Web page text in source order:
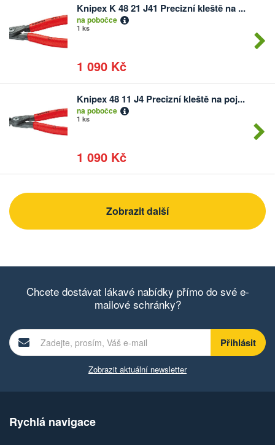
Knipex K 48 21 J41 Precizní kleště na ...
na pobočce
1 ks
1 090 Kč
Počet
kusů
Knipex 48 11 J4 Precizní kleště na poj...
na pobočce
1 ks
1 090 Kč
Počet
kusů
Zobrazit další
Chcete dostávat lákavé nabídky přímo do své e-
mailové schránky?
Zobrazit aktuální newsletter
Rychlá navigace